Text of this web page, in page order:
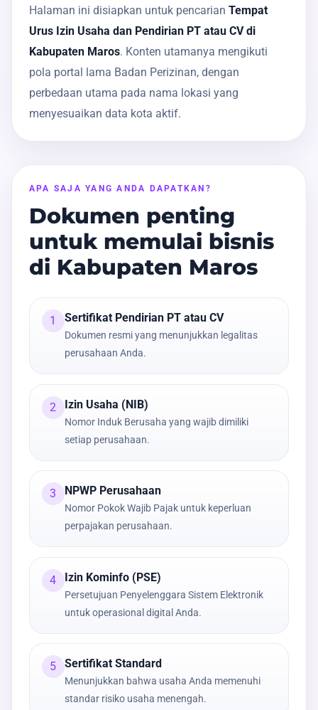
Halaman ini disiapkan untuk pencarian Tempat
Urus Izin Usaha dan Pendirian PT atau CV di
Kabupaten Maros. Konten utamanya mengikuti
pola portal lama Badan Perizinan, dengan
perbedaan utama pada nama lokasi yang
menyesuaikan data kota aktif.
APA SAJA YANG ANDA DAPATKAN?
Dokumen penting
untuk memulai bisnis
di Kabupaten Maros
1 Sertifikat Pendirian PT atau CV
Dokumen resmi yang menunjukkan legalitas
perusahaan Anda.
2 Izin Usaha (NIB)
Nomor Induk Berusaha yang wajib dimiliki
setiap perusahaan.
3 NPWP Perusahaan
Nomor Pokok Wajib Pajak untuk keperluan
perpajakan perusahaan.
4 Izin Kominfo (PSE)
Persetujuan Penyelenggara Sistem Elektronik
untuk operasional digital Anda.
5 Sertifikat Standard
Menunjukkan bahwa usaha Anda memenuhi
standar risiko usaha menengah.